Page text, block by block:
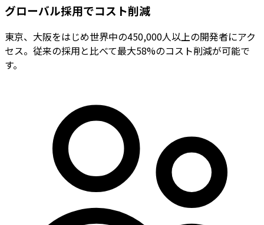
グローバル採用でコスト削減
東京、大阪をはじめ世界中の450,000人以上の開発者にアク
セス。従来の採用と比べて最大58%のコスト削減が可能で
す。